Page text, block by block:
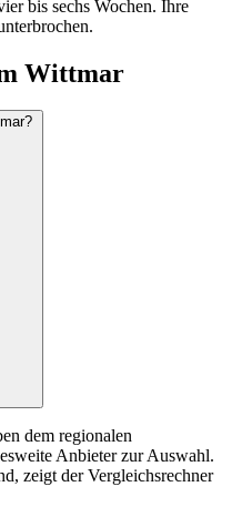
bis sechs Wochen. Ihre
Wittmar
dem regionalen
Anbieter zur Auswahl.
zeigt der Vergleichsrechner